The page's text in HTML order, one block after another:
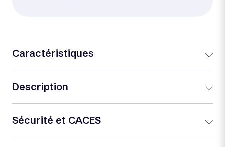
Caractéristiques
Description
Sécurité et CACES